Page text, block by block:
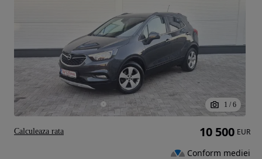
1 / 6
10 500 EUR
Conform mediei
Calculeaza rata